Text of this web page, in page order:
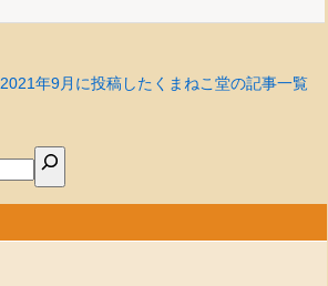
2021年9月に投稿したくまねこ堂の記事一覧